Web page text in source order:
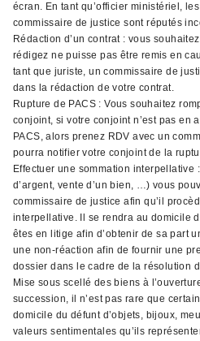
écran. En tant qu’officier ministériel,
commissaire de justice sont réputés
Rédaction d’un contrat : vous
rédigez ne puisse pas être remis en
tant que juriste, un commissaire de
dans la rédaction de votre contrat.
Rupture de PACS : Vous souhaitez
conjoint, si votre conjoint n’est pas en
PACS, alors prenez RDV avec un
pourra notifier votre conjoint de la
Effectuer une sommation interpellative
d’argent, vente d’un bien, …) vous
commissaire de justice afin qu’il
interpellative. Il se rendra au domicile
êtes en litige afin d’obtenir de sa part
une non-réaction afin de fournir une
dossier dans le cadre de la résolution
Mise sous scellé des biens à
succession, il n’est pas rare que
domicile du défunt d’objets, bijoux,
valeurs sentimentales qu’ils